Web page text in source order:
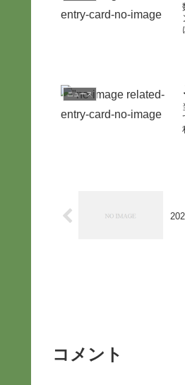
ニュース
コメント